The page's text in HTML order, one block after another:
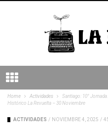
Home Actividades
Santiago: 10°
Histórico La Revuelta – 30 Noviembre
ACTIVIDADES / NOVIEMBRE 4, 2025 /